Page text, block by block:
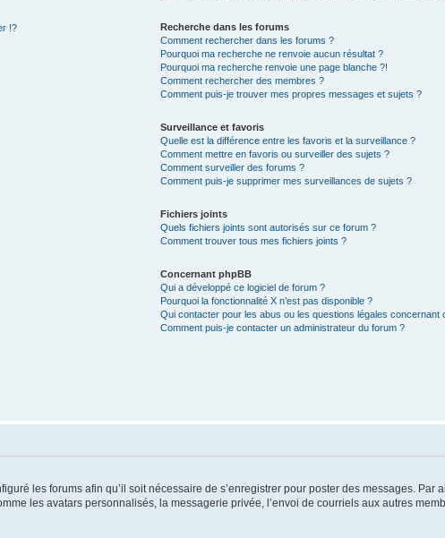
!?
Recherche dans les forums
Comment rechercher dans les forums ?
Pourquoi ma recherche ne renvoie aucun résultat ?
Pourquoi ma recherche renvoie une page blanche ?!
Comment rechercher des membres ?
Comment puis-je trouver mes propres messages et sujets ?
Surveillance et favoris
Quelle est la différence entre les favoris et la surveillance ?
Comment mettre en favoris ou surveiller des sujets ?
Comment surveiller des forums ?
Comment puis-je supprimer mes surveillances de sujets ?
Fichiers joints
Quels fichiers joints sont autorisés sur ce forum ?
Comment trouver tous mes fichiers joints ?
Concernant phpBB
Qui a développé ce logiciel de forum ?
Pourquoi la fonctionnalité X n’est pas disponible ?
Qui contacter pour les abus ou les questions légales concernant
Comment puis-je contacter un administrateur du forum ?
les forums afin qu’il soit nécessaire de s’enregistrer pour poster des messages. Par
les avatars personnalisés, la messagerie privée, l’envoi de courriels aux autres